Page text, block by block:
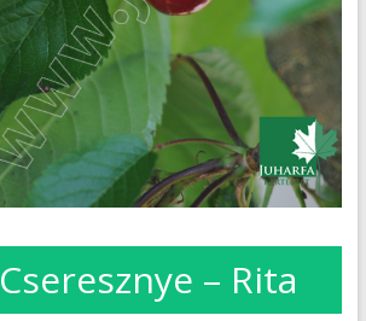
Cseresznye – Rita